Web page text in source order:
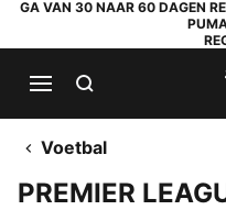
GA VAN 30 NAAR 60 DAGEN
Voetbal
PREMIER